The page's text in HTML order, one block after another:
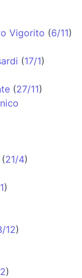
Vigorito (6/11)
(17/1)
(27/11)
(21/4)
)
12)
)